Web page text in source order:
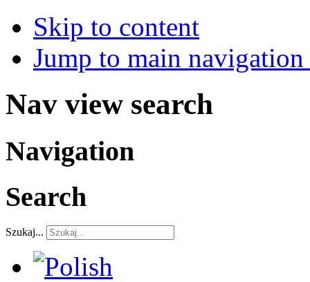
Skip to content
Jump to main
Nav view search
Navigation
Search
Szukaj...